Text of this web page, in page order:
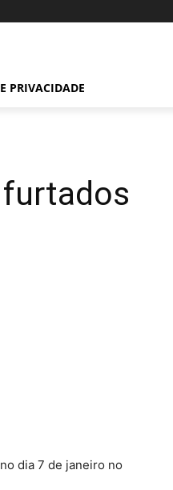
PRIVACIDADE
dia 7 de janeiro no